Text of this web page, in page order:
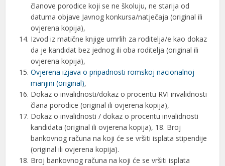
članove porodice koji se ne školuju, ne starija od
datuma objave Javnog konkursa/natječaja (original ili
ovjerena kopija),
Izvod iz matične knjige umrlih za roditelja/e kao dokaz
da je kandidat bez jednog ili oba roditelja (original ili
ovjerena kopija),
Ovjerena izjava o pripadnosti romskoj nacionalnoj
manjini (original),
Dokaz o invalidnosti/dokaz o procentu RVI invalidnosti
člana porodice (original ili ovjerena kopija),
Dokaz o invalidnosti / dokaz o procentu invalidnosti
kandidata (original ili ovjerena kopija), 18. Broj
bankovnog računa na koji će se vršiti isplata stipendije
(original ili ovjerena kopija).
Broj bankovnog računa na koji će se vršiti isplata